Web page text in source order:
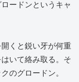
ードンというキャ
くと鋭い牙が何重
いて絡み取る。そ
のグロードン。